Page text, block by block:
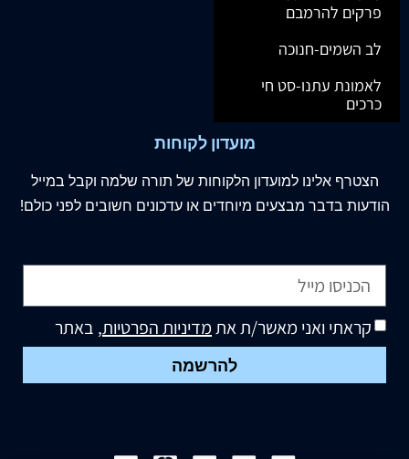
פרקים להרמבם
לב השמים-חנוכה
לאמונת עתנו-סט חי
כרכים
מועדון לקוחות
הצטרף אלינו למועדון הלקוחות של תורה שלמה וקבל במייל
הודעות בדבר מבצעים מיוחדים או עדכונים חשובים לפני כולם!
קראתי ואני מאשר/ת אתמדיניות הפרטיות, באתר
להרשמה